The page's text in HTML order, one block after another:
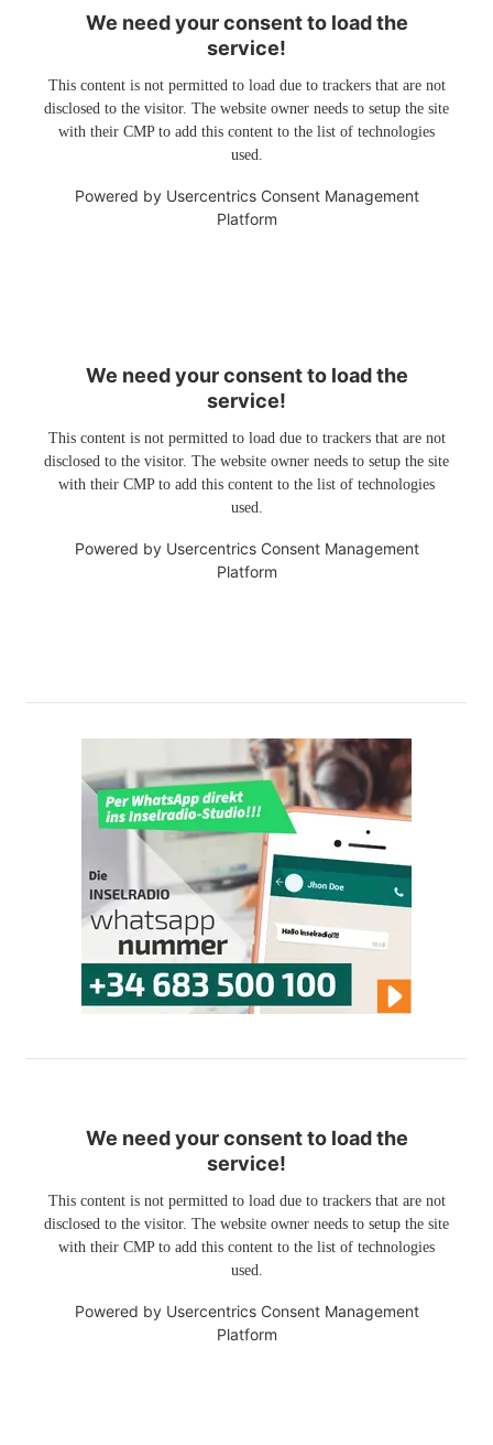
We need your consent to load the
service!
This content is not permitted to load due to trackers that are not
disclosed to the visitor. The website owner needs to setup the site
with their CMP to add this content to the list of technologies
used.
Powered by Usercentrics Consent Management
Platform
We need your consent to load the
service!
This content is not permitted to load due to trackers that are not
disclosed to the visitor. The website owner needs to setup the site
with their CMP to add this content to the list of technologies
used.
Powered by Usercentrics Consent Management
Platform
We need your consent to load the
service!
This content is not permitted to load due to trackers that are not
disclosed to the visitor. The website owner needs to setup the site
with their CMP to add this content to the list of technologies
used.
Powered by Usercentrics Consent Management
Platform